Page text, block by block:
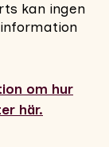
kan ingen
om hur
här.